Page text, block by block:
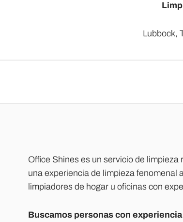
Lubbock,
Office Shines es un servicio de
una experiencia de limpieza fenomenal
limpiadores de hogar u oficinas con
Buscamos personas con